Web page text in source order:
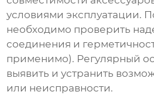
условиями эксплуатации.
необходимо проверить
соединения и
применимо). Регулярный
выявить и устранить
или неисправности.